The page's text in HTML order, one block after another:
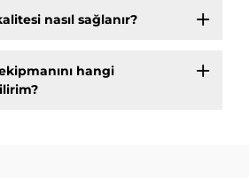
nasıl sağlanır?
hangi